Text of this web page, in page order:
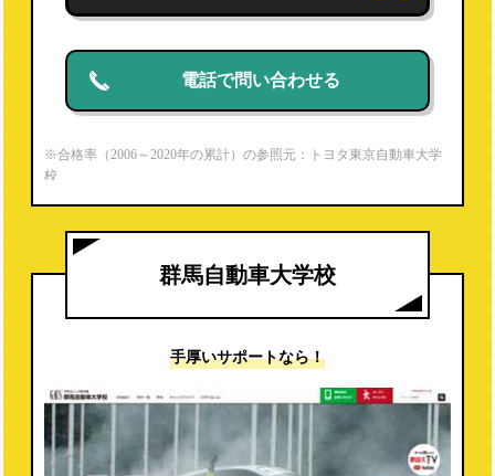
電話で問い合わせる
※合格率（2006～2020年の累計）の参照元：トヨタ東京自動車大学
校
群馬自動車大学校
手厚いサポートなら！